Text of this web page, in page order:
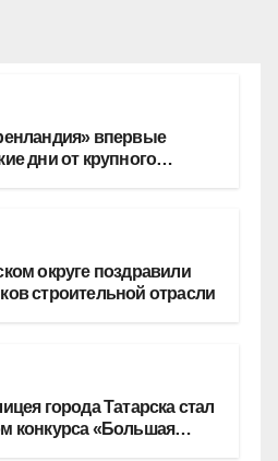
впервые
дни от крупного
округе поздравили
строительной отрасли
города Татарска стал
конкурса «Большая